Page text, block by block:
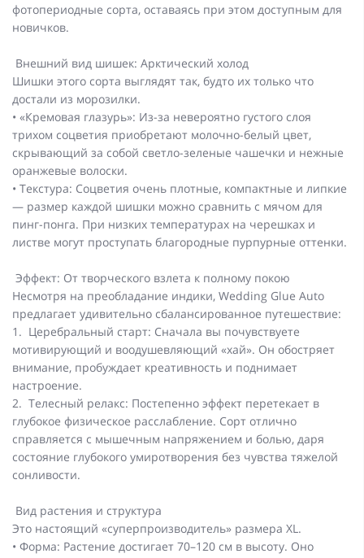
фотопериодные сорта, оставаясь при этом доступным для
новичков.
Внешний вид шишек: Арктический холод
Шишки этого сорта выглядят так, будто их только что
достали из морозилки.
• «Кремовая глазурь»: Из-за невероятно густого слоя
трихом соцветия приобретают молочно-белый цвет,
скрывающий за собой светло-зеленые чашечки и нежные
оранжевые волоски.
• Текстура: Соцветия очень плотные, компактные и липкие
— размер каждой шишки можно сравнить с мячом для
пинг-понга. При низких температурах на черешках и
листве могут проступать благородные пурпурные оттенки.
Эффект: От творческого взлета к полному покою
Несмотря на преобладание индики, Wedding Glue Auto
предлагает удивительно сбалансированное путешествие:
1. Церебральный старт: Сначала вы почувствуете
мотивирующий и воодушевляющий «хай». Он обостряет
внимание, пробуждает креативность и поднимает
настроение.
2. Телесный релакс: Постепенно эффект перетекает в
глубокое физическое расслабление. Сорт отлично
справляется с мышечным напряжением и болью, даря
состояние глубокого умиротворения без чувства тяжелой
сонливости.
Вид растения и структура
Это настоящий «суперпроизводитель» размера XL.
• Форма: Растение достигает 70–120 см в высоту. Оно